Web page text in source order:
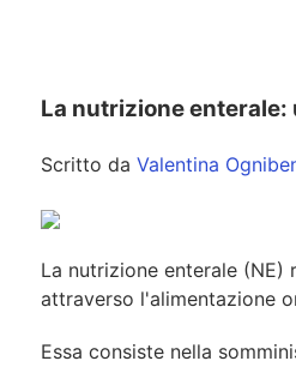
La nutrizione
Scritto da Valentina
La nutrizione enterale
attraverso l'alimentazione
Essa consiste nella